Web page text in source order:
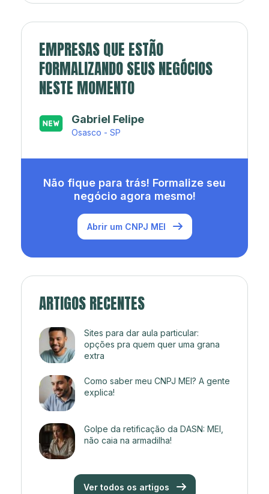
EMPRESAS QUE ESTÃO
FORMALIZANDO SEUS NEGÓCIOS
NESTE MOMENTO
Japa’s açaí e sorveteria
Rio de Janeiro - RJ
Não fique para trás! Formalize seu
negócio agora mesmo!
Abrir um CNPJ MEI
ARTIGOS RECENTES
Sites para dar aula particular:
opções pra quem quer uma grana
extra
Como saber meu CNPJ MEI? A gente
explica!
Golpe da retificação da DASN: MEI,
não caia na armadilha!
Ver todos os artigos